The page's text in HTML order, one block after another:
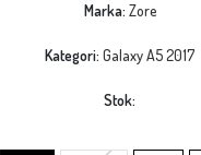
Marka: Zore
Kategori:Galaxy A5 2017
Stok: